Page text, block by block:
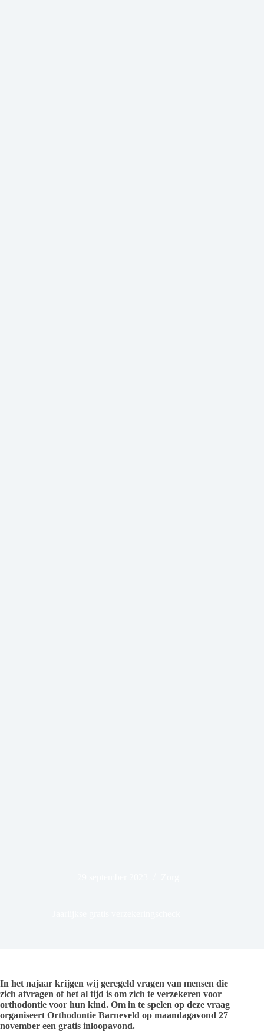
In het najaar krijgen wij geregeld vragen van mensen die
zich afvragen of het al tijd is om zich te verzekeren voor
orthodontie voor hun kind. Om in te spelen op deze vraag
organiseert Orthodontie Barneveld op maandagavond 27
november een gratis inloopavond.